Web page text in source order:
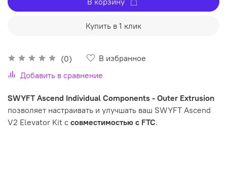
(0)
В избранное
Добавить в сравнение
Купить в 1 клик
SWYFT Ascend Individual Components - Outer Extrusion
позволяет настраивать и улучшать ваш SWYFT Ascend
V2 Elevator Kit с совместимостью с FTC.